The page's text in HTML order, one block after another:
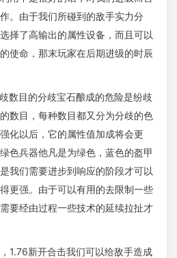
。由于我们所碰到的敌手实力分
择了高输出的属性设备，而且可以
使命，那末玩家在后期进级的时辰
数目的分歧宝石酿成的危险是纷歧
数目，每种数目都又分为分歧的色
化以后，它的属性值加成将会更
色兵器他凡是为绿色，蓝色的盔甲
我们需要进步到响应的阶段才可以
更强。由于可以有用的去限制一些
要经由过程一些技术的延续拉扯才
1.76新开合击我们可以给敌手造成